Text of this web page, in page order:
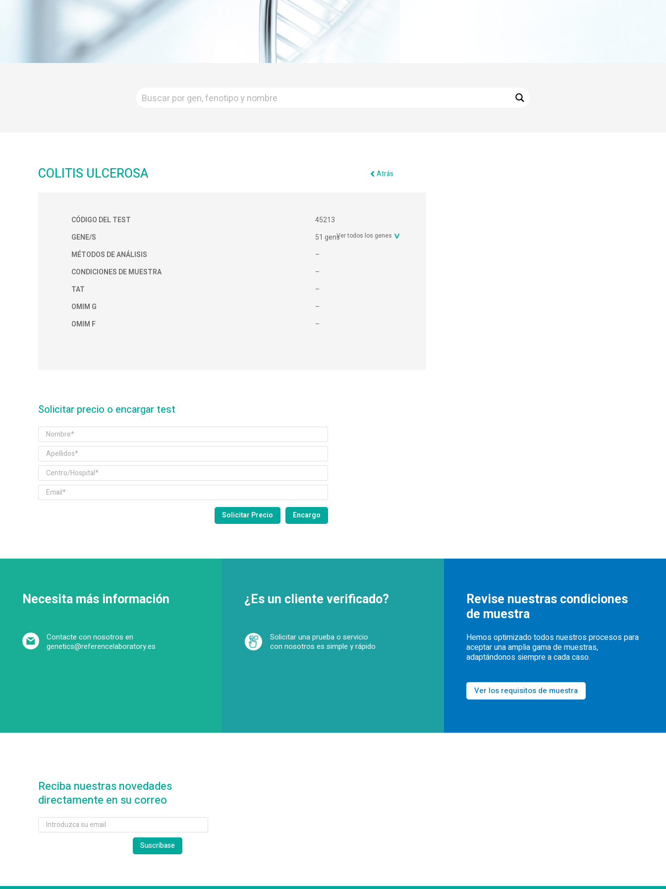
COLITIS ULCEROSA Atrás
CÓDIGO DEL TEST
45213
GENE/S
Ver todos los genes
51 gens
MÉTODOS DE ANÁLISIS
–
CONDICIONES DE MUESTRA
–
TAT
–
OMIM G
–
OMIM F
–
Solicitar precio o encargar test
Necesita más información ¿Es un cliente verificado?
Revise nuestras condiciones
de muestra
Contacte con nosotros en
genetics@referencelaboratory.es
Solicitar una prueba o servicio
con nosotros es simple y rápido
Hemos optimizado todos nuestros procesos para
aceptar una amplia gama de muestras,
adaptándonos siempre a cada caso.
Ver los requisitos de muestra
Reciba nuestras novedades
directamente en su correo